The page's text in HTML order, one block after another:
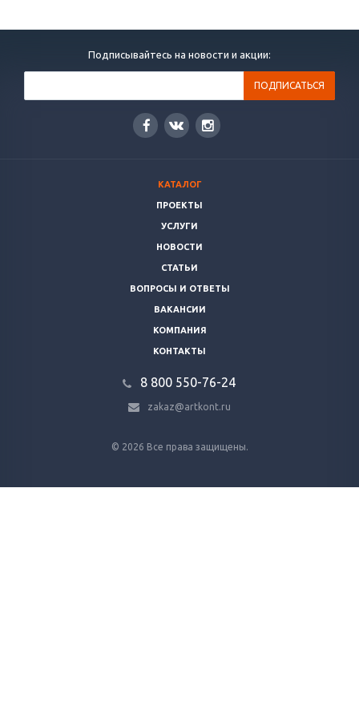
Подписывайтесь на новости и акции:
КАТАЛОГ
ПРОЕКТЫ
УСЛУГИ
НОВОСТИ
СТАТЬИ
ВОПРОСЫ И ОТВЕТЫ
ВАКАНСИИ
КОМПАНИЯ
КОНТАКТЫ
8 800 ‎550-76-24
zakaz@artkont.ru
© 2026 Все права защищены.